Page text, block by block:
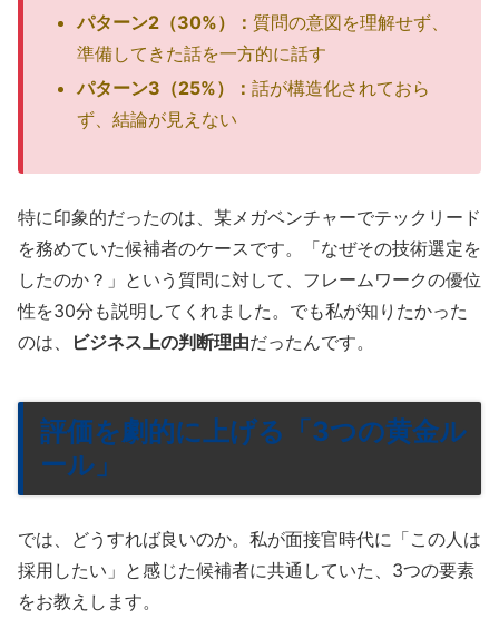
パターン2（30%）： 質問の意図を理解せず、
準備してきた話を一方的に話す
パターン3（25%）：話が構造化されておら
ず、結論が見えない
特に印象的だったのは、某メガベンチャーでテックリード
を務めていた候補者のケースです。「なぜその技術選定を
したのか？」という質問に対して、フレームワークの優位
性を30分も説明してくれました。でも私が知りたかった
のは、
ビジネス上の判断理由だったんです。
評価を劇的に上げる「3つの黄金ル
ール」
では、どうすれば良いのか。私が面接官時代に「この人は
採用したい」と感じた候補者に共通していた、3つの要素
をお教えします。